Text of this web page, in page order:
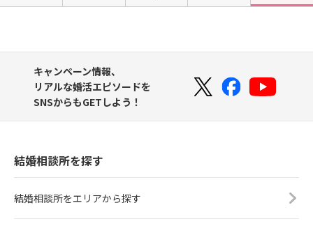
キャンペーン情報、
リアルな婚活エピソードを
SNSからもGETしよう！
結婚相談所を探す
結婚相談所をエリアから探す